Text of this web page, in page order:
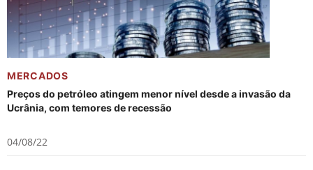
MERCADOS
Preços do petróleo atingem menor nível desde a invasão da
Ucrânia, com temores de recessão
04/08/22